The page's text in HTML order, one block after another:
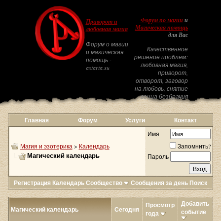
Приворот и
любовная магия
Форум о магии
и магическая
помощь -
astarta.su
Форум по магиии
Магическая помощь
для Вас
Качественное
решение проблем:
любовная магия,
приворот,
отворот, заговор
на любовь, снятие
венца безбрачия
Главная Форум Услуги Контакт
Магия и эзотерика > Календарь
Магический календарь
Имя
Запомнить?
Пароль
Регистрация КалендарьСообщество Сообщения за день Поиск
Магический календарь Сегодня
Просмотр
года
Добавить
событие